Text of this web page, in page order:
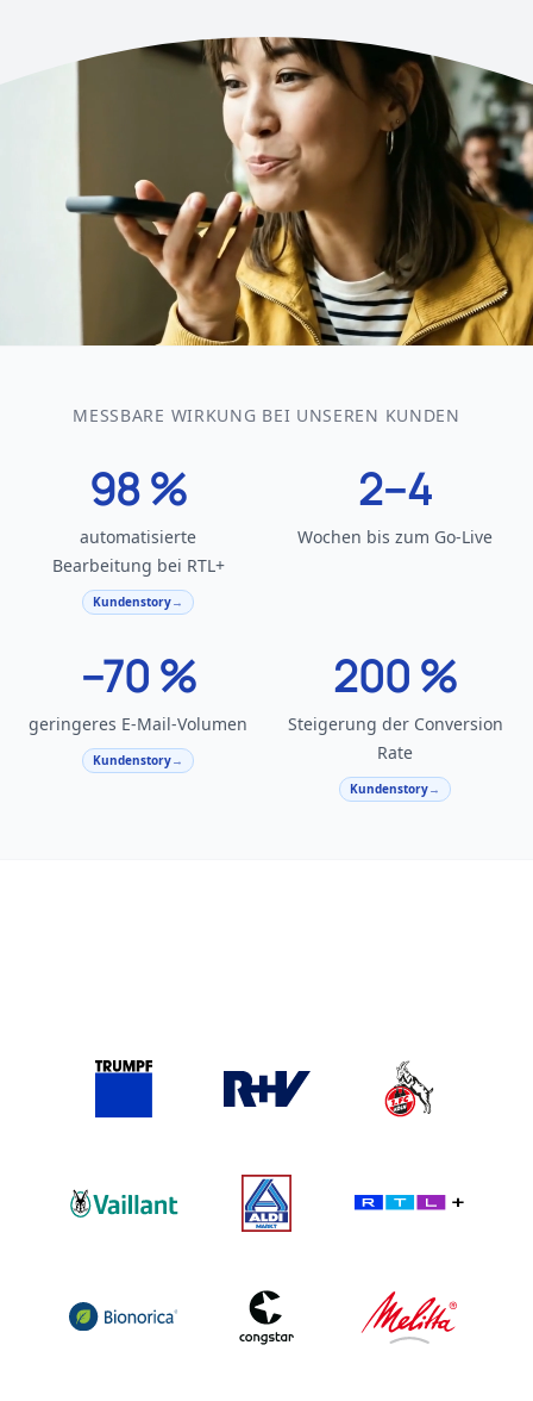
MESSBARE WIRKUNG BEI UNSEREN KUNDEN
98 %
automatisierte
Bearbeitung bei RTL+
Kundenstory→
2–4
Wochen bis zum Go-Live
–70 %
geringeres E-Mail-Volumen
Kundenstory→
200 %
Steigerung der Conversion
Rate
Kundenstory→